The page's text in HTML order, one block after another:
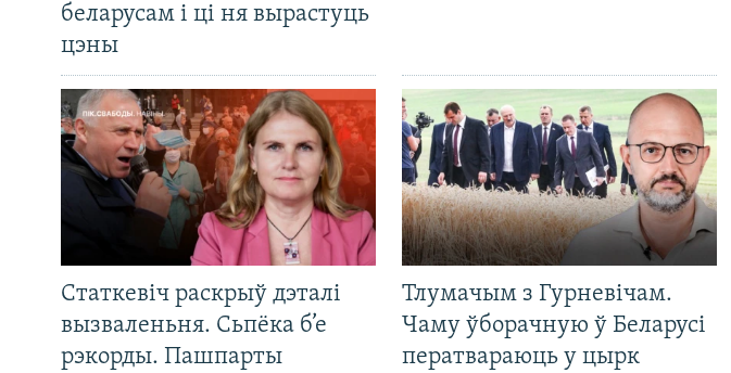
беларусам і ці ня вырастуць
цэны
Статкевіч раскрыў дэталі
вызваленьня. Сьпёка б’е
рэкорды. Пашпарты
Тлумачым з Гурневічам.
Чаму ўборачную ў Беларусі
ператвараюць у цырк